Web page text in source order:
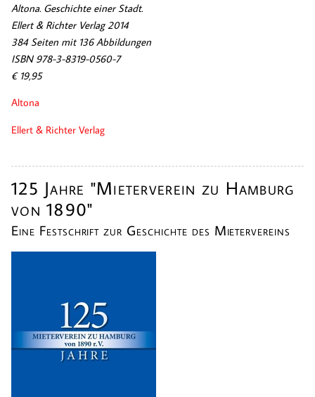
Altona. Geschichte einer Stadt.
Ellert & Richter Verlag 2014
384 Seiten mit 136 Abbildungen
ISBN 978-3-8319-0560-7
€ 19,95
Altona
Ellert & Richter Verlag
125 Jahre "Mieterverein zu Hamburg
von 1890"
Eine Festschrift zur Geschichte des Mietervereins